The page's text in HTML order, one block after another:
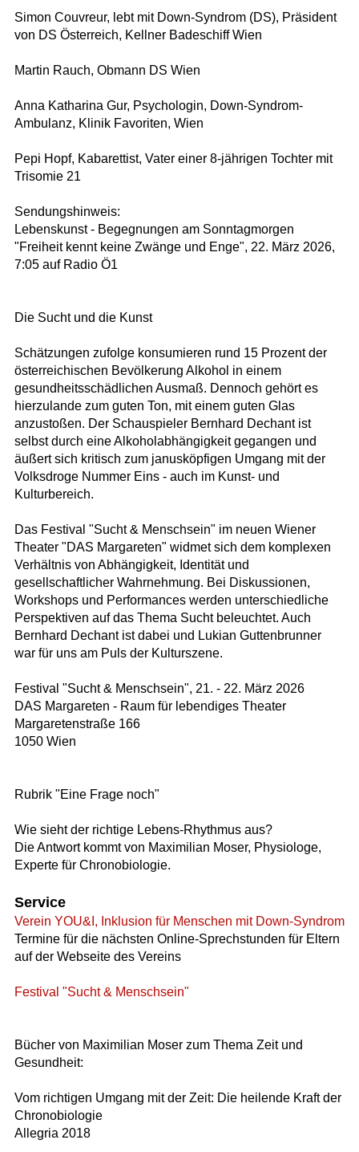
Simon Couvreur, lebt mit Down-Syndrom (DS), Präsident
von DS Österreich, Kellner Badeschiff Wien
Martin Rauch, Obmann DS Wien
Anna Katharina Gur, Psychologin, Down-Syndrom-
Ambulanz, Klinik Favoriten, Wien
Pepi Hopf, Kabarettist, Vater einer 8-jährigen Tochter mit
Trisomie 21
Sendungshinweis:
Lebenskunst - Begegnungen am Sonntagmorgen
"Freiheit kennt keine Zwänge und Enge", 22. März 2026,
7:05 auf Radio Ö1
Die Sucht und die Kunst
Schätzungen zufolge konsumieren rund 15 Prozent der
österreichischen Bevölkerung Alkohol in einem
gesundheitsschädlichen Ausmaß. Dennoch gehört es
hierzulande zum guten Ton, mit einem guten Glas
anzustoßen. Der Schauspieler Bernhard Dechant ist
selbst durch eine Alkoholabhängigkeit gegangen und
äußert sich kritisch zum janusköpfigen Umgang mit der
Volksdroge Nummer Eins - auch im Kunst- und
Kulturbereich.
Das Festival "Sucht & Menschsein" im neuen Wiener
Theater "DAS Margareten" widmet sich dem komplexen
Verhältnis von Abhängigkeit, Identität und
gesellschaftlicher Wahrnehmung. Bei Diskussionen,
Workshops und Performances werden unterschiedliche
Perspektiven auf das Thema Sucht beleuchtet. Auch
Bernhard Dechant ist dabei und Lukian Guttenbrunner
war für uns am Puls der Kulturszene.
Festival "Sucht & Menschsein", 21. - 22. März 2026
DAS Margareten - Raum für lebendiges Theater
Margaretenstraße 166
1050 Wien
Rubrik "Eine Frage noch"
Wie sieht der richtige Lebens-Rhythmus aus?
Die Antwort kommt von Maximilian Moser, Physiologe,
Experte für Chronobiologie.
Service
Verein YOU&I, Inklusion für Menschen mit Down-Syndrom
Termine für die nächsten Online-Sprechstunden für Eltern
auf der Webseite des Vereins
Festival "Sucht & Menschsein"
Bücher von Maximilian Moser zum Thema Zeit und
Gesundheit:
Vom richtigen Umgang mit der Zeit: Die heilende Kraft der
Chronobiologie
Allegria 2018